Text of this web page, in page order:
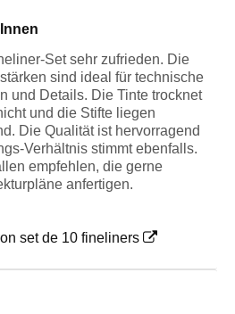
Set sehr zufrieden. Die
sind ideal für technische
und Details. Die Tinte trocknet
und die Stifte liegen
Die Qualität ist hervorragend
Verhältnis stimmt ebenfalls.
empfehlen, die gerne
anfertigen.
set de 10 fineliners